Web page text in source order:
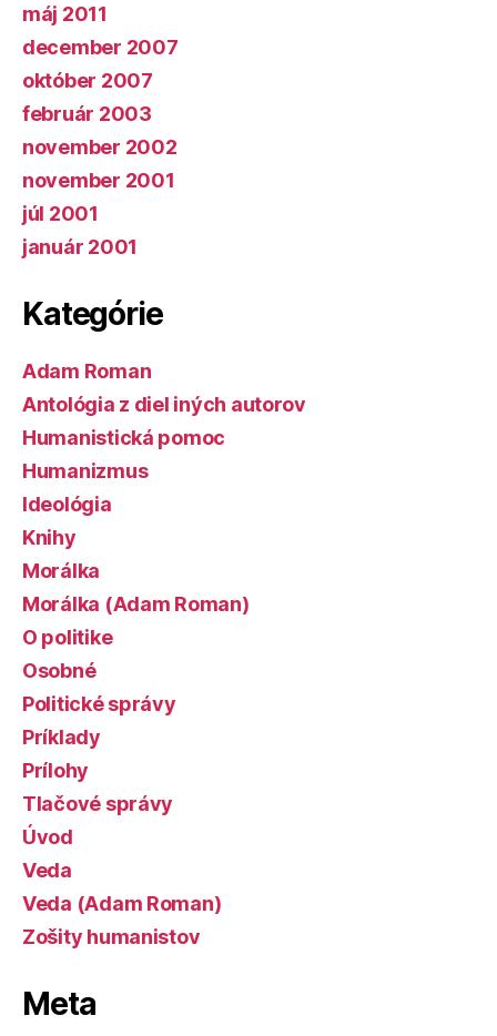
máj 2011
december 2007
október 2007
február 2003
november 2002
november 2001
júl 2001
január 2001
Kategórie
Adam Roman
Antológia z diel iných autorov
Humanistická pomoc
Humanizmus
Ideológia
Knihy
Morálka
Morálka (Adam Roman)
O politike
Osobné
Politické správy
Príklady
Prílohy
Tlačové správy
Úvod
Veda
Veda (Adam Roman)
Zošity humanistov
Meta